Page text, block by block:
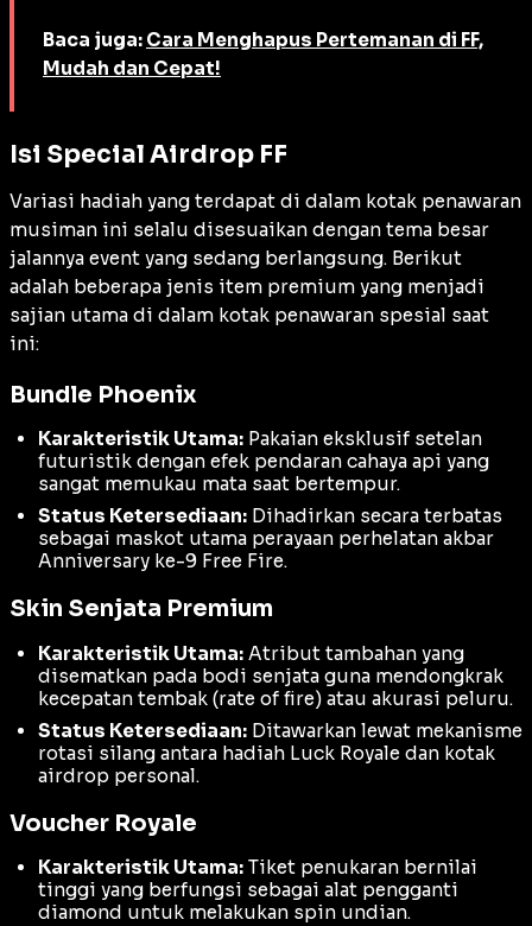
Baca juga: Cara Menghapus Pertemanan di FF,
Mudah dan Cepat!
Isi Special Airdrop FF
Variasi hadiah yang terdapat di dalam kotak penawaran
musiman ini selalu disesuaikan dengan tema besar
jalannya event yang sedang berlangsung. Berikut
adalah beberapa jenis item premium yang menjadi
sajian utama di dalam kotak penawaran spesial saat
ini:
Bundle Phoenix
Karakteristik Utama: Pakaian eksklusif setelan
futuristik dengan efek pendaran cahaya api yang
sangat memukau mata saat bertempur.
Status Ketersediaan: Dihadirkan secara terbatas
sebagai maskot utama perayaan perhelatan akbar
Anniversary ke-9 Free Fire.
Skin Senjata Premium
Karakteristik Utama: Atribut tambahan yang
disematkan pada bodi senjata guna mendongkrak
kecepatan tembak (rate of fire) atau akurasi peluru.
Status Ketersediaan: Ditawarkan lewat mekanisme
rotasi silang antara hadiah Luck Royale dan kotak
airdrop personal.
Voucher Royale
Karakteristik Utama: Tiket penukaran bernilai
tinggi yang berfungsi sebagai alat pengganti
diamond untuk melakukan spin undian.